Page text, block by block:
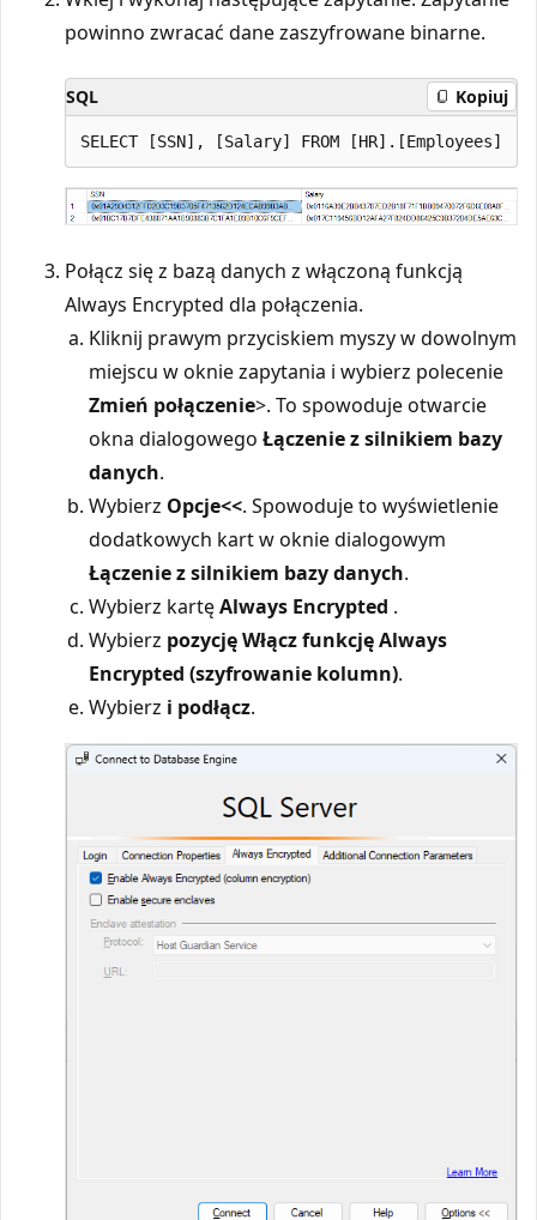
powinno zwracać dane zaszyfrowane binarne.
SQL Kopiuj
Połącz się z bazą danych z włączoną funkcją
Always Encrypted dla połączenia.
Kliknij prawym przyciskiem myszy w dowolnym
miejscu w oknie zapytania i wybierz polecenie
Zmień połączenie>. To spowoduje otwarcie
okna dialogowego Łączenie z silnikiem bazy
danych.
Wybierz Opcje<<. Spowoduje to wyświetlenie
dodatkowych kart w oknie dialogowym
Łączenie z silnikiem bazy danych.
Wybierz kartęAlways Encrypted .
Wybierz pozycję Włącz funkcję Always
Encrypted (szyfrowanie kolumn).
Wybierz i podłącz.